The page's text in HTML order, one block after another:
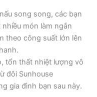
song song, các bạn
món làm ngắn
theo công suất lớn lên
tổn thất nhiệt lượng vô
đôi Sunhouse
gia đình bạn sau này.